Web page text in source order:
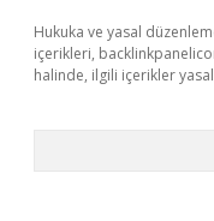
Hukuka ve yasal
içerikleri,
halinde, ilgili içerikler